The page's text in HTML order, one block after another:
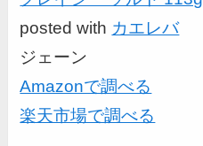
posted with カエレバ
ジェーン
Amazonで調べる
楽天市場で調べる